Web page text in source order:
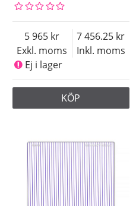
Exkl. moms
5 965
Inkl. moms
7 456.25
Ej i lager
KÖP